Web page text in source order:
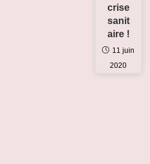
crise
sanit
aire !
11 juin
2020